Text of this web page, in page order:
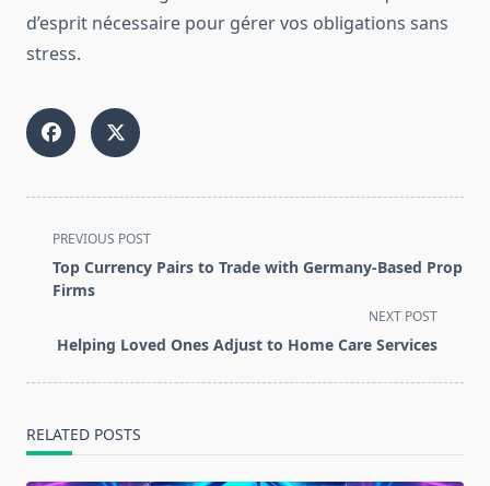
d’esprit nécessaire pour gérer vos obligations sans
stress.
<span
class="nav-
subtitle
reader-
PREVIOUS POST
Top Currency Pairs to Trade with Germany-Based Prop
Firms
NEXT POST
Helping Loved Ones Adjust to Home Care Services
RELATED POSTS